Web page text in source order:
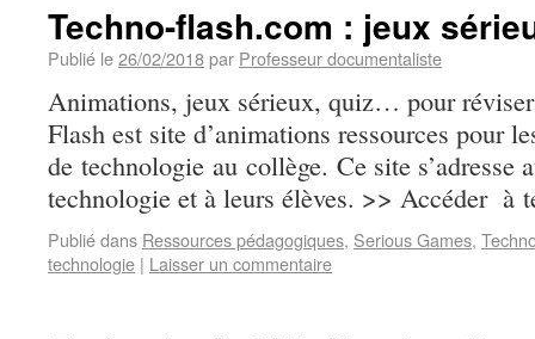
Techno-flash.com : jeux
Publié le26/02/2018par Professeur documentaliste
Animations, jeux sérieux, quiz… pour
Flash est site d’animations ressources pour
de technologie au collège. Ce site s’adresse
technologie et à leurs élèves. >> Accéder à
Publié dans Ressources pédagogiques, Serious Games,
technologie | Laisser un commentaire